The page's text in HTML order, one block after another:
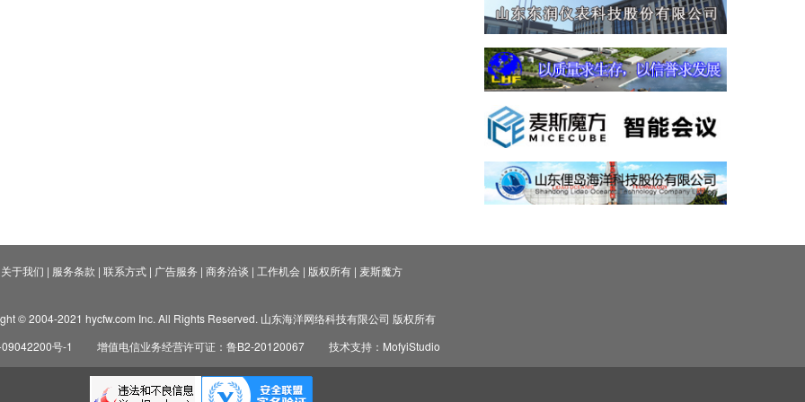
关于我们 | 服务条款 | 联系方式| 广告服务 | 商务洽谈 | 工作机会| 版权所有| 麦斯魔方
© 2004-2021 hycfw.com Inc. All Rights Reserved. 山东海洋网络科技有限公司 版权所有
号-1
增值电信业务经营许可证：鲁B2-20120067 技术支持：MofyiStudio